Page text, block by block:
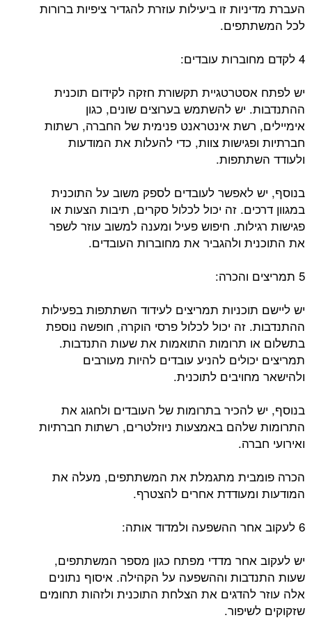
העברת מדיניות זו ביעילות עוזרת להגדיר ציפיות ברורות
לכל המשתתפים.
4 לקדם מחוברות עובדים:
יש לפתח אסטרטגיית תקשורת חזקה לקידום תוכנית
ההתנדבות. יש להשתמש בערוצים שונים, כגון
אימיילים, רשת אינטראנט פנימית של החברה, רשתות
חברתיות ופגישות צוות, כדי להעלות את המודעות
ולעודד השתתפות.
בנוסף, יש לאפשר לעובדים לספק משוב על התוכנית
במגוון דרכים. זה יכול לכלול סקרים, תיבות הצעות או
פגישות רגילות. חיפוש פעיל ומענה למשוב עוזר לשפר
את התוכנית ולהגביר את מחוברות העובדים.
5 תמריצים והכרה:
יש ליישם תוכניות תמריצים לעידוד השתתפות בפעילות
ההתנדבות. זה יכול לכלול פרסי הוקרה, חופשה נוספת
בתשלום או תרומות התואמות את שעות התנדבות.
תמריצים יכולים להניע עובדים להיות מעורבים
ולהישאר מחויבים לתוכנית.
בנוסף, יש להכיר בתרומות של העובדים ולחגוג את
התרומות שלהם באמצעות ניוזלטרים, רשתות חברתיות
ואירועי חברה.
הכרה פומבית מתגמלת את המשתתפים, מעלה את
המודעות ומעודדת אחרים להצטרף.
6 לעקוב אחר ההשפעה ולמדוד אותה:
יש לעקוב אחר מדדי מפתח כגון מספר המשתתפים,
שעות התנדבות וההשפעה על הקהילה. איסוף נתונים
אלה עוזר להדגים את הצלחת התוכנית ולזהות תחומים
שזקוקים לשיפור.